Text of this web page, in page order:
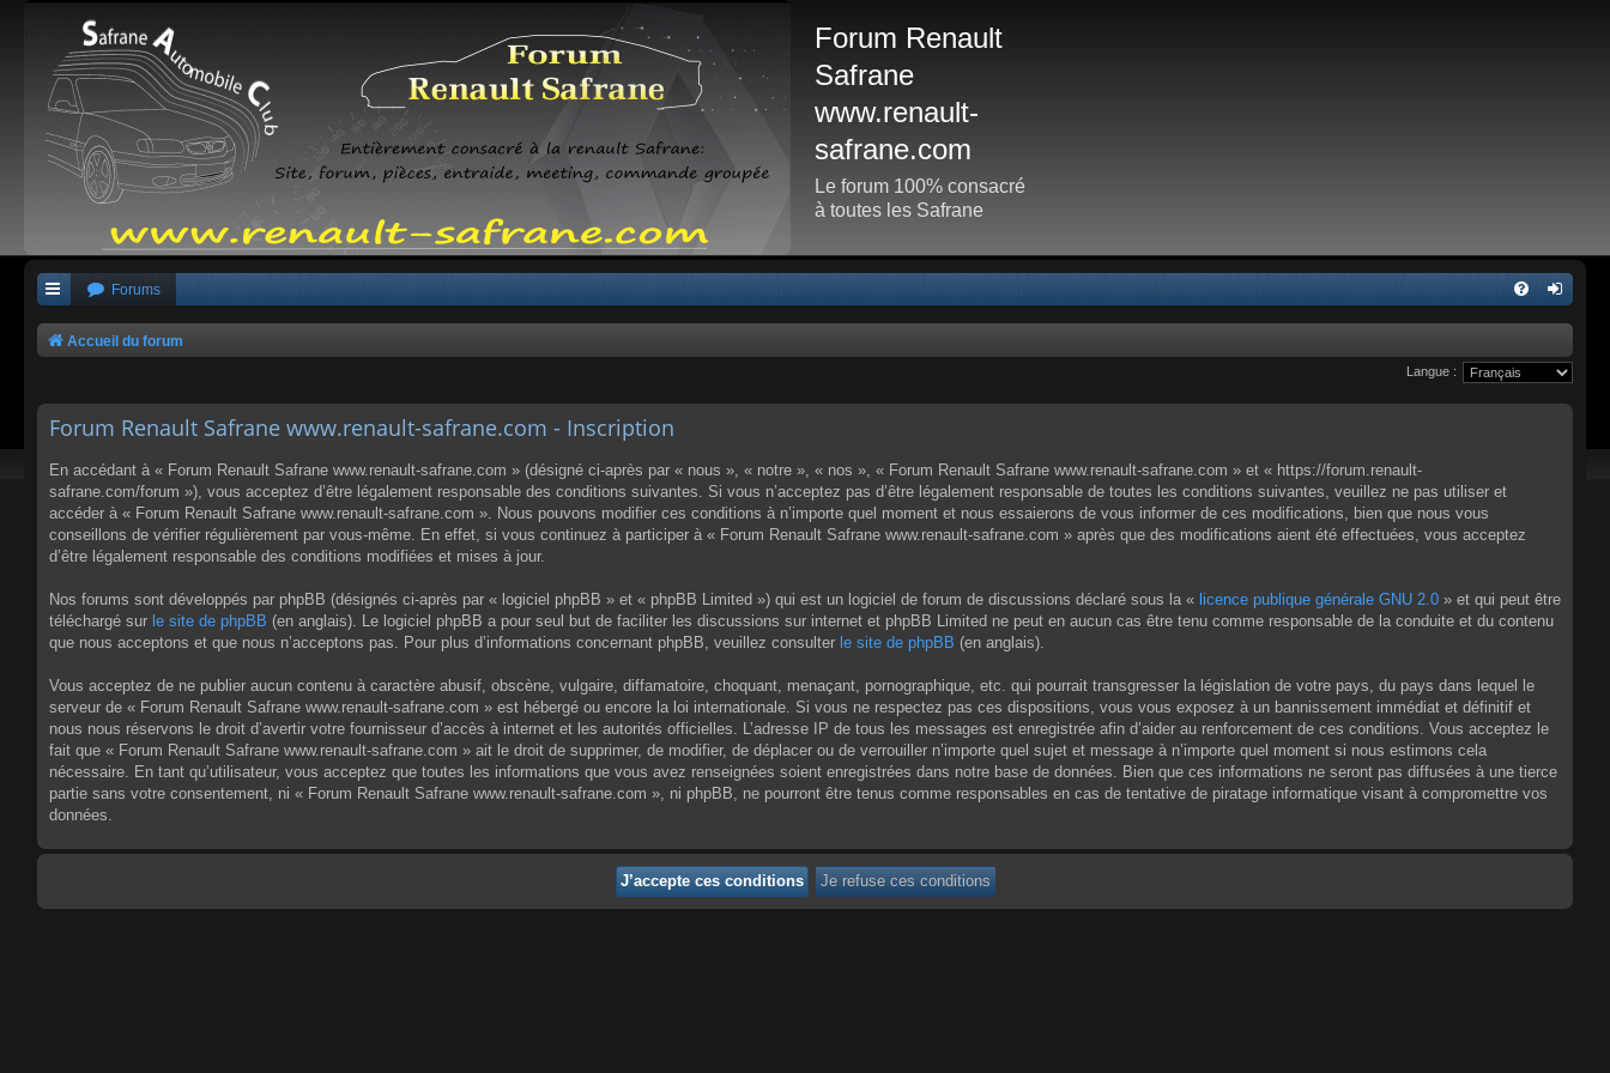
Forum Renault
Safrane
www.renault-
safrane.com
Le forum 100% consacré
à toutes les Safrane
Forums
Accueil du forum
Langue :
Forum Renault Safrane www.renault-safrane.com - Inscription
En accédant à « Forum Renault Safrane www.renault-safrane.com » (désigné ci-après par « nous », « notre », « nos », « Forum Renault Safrane www.renault-safrane.com » et « https://forum.renault-
safrane.com/forum »), vous acceptez d’être légalement responsable des conditions suivantes. Si vous n’acceptez pas d’être légalement responsable de toutes les conditions suivantes, veuillez ne pas utiliser et
accéder à « Forum Renault Safrane www.renault-safrane.com ». Nous pouvons modifier ces conditions à n’importe quel moment et nous essaierons de vous informer de ces modifications, bien que nous vous
conseillons de vérifier régulièrement par vous-même. En effet, si vous continuez à participer à « Forum Renault Safrane www.renault-safrane.com » après que des modifications aient été effectuées, vous acceptez
d’être légalement responsable des conditions modifiées et mises à jour.
Nos forums sont développés par phpBB (désignés ci-après par « logiciel phpBB » et « phpBB Limited ») qui est un logiciel de forum de discussions déclaré sous la « licence publique générale GNU 2.0 » et qui peut être
téléchargé sur le site de phpBB (en anglais). Le logiciel phpBB a pour seul but de faciliter les discussions sur internet et phpBB Limited ne peut en aucun cas être tenu comme responsable de la conduite et du contenu
que nous acceptons et que nous n’acceptons pas. Pour plus d’informations concernant phpBB, veuillez consulter le site de phpBB (en anglais).
Vous acceptez de ne publier aucun contenu à caractère abusif, obscène, vulgaire, diffamatoire, choquant, menaçant, pornographique, etc. qui pourrait transgresser la législation de votre pays, du pays dans lequel le
serveur de « Forum Renault Safrane www.renault-safrane.com » est hébergé ou encore la loi internationale. Si vous ne respectez pas ces dispositions, vous vous exposez à un bannissement immédiat et définitif et
nous nous réservons le droit d’avertir votre fournisseur d’accès à internet et les autorités officielles. L’adresse IP de tous les messages est enregistrée afin d’aider au renforcement de ces conditions. Vous acceptez le
fait que « Forum Renault Safrane www.renault-safrane.com » ait le droit de supprimer, de modifier, de déplacer ou de verrouiller n’importe quel sujet et message à n’importe quel moment si nous estimons cela
nécessaire. En tant qu’utilisateur, vous acceptez que toutes les informations que vous avez renseignées soient enregistrées dans notre base de données. Bien que ces informations ne seront pas diffusées à une tierce
partie sans votre consentement, ni « Forum Renault Safrane www.renault-safrane.com », ni phpBB, ne pourront être tenus comme responsables en cas de tentative de piratage informatique visant à compromettre vos
données.